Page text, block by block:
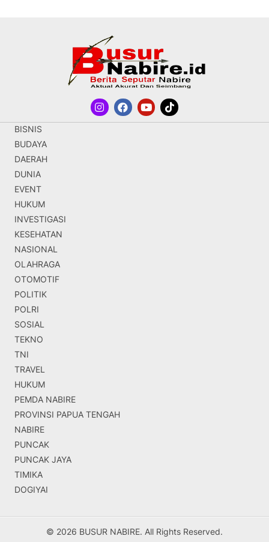
BISNIS
BUDAYA
DAERAH
DUNIA
EVENT
HUKUM
INVESTIGASI
KESEHATAN
NASIONAL
OLAHRAGA
OTOMOTIF
POLITIK
POLRI
SOSIAL
TEKNO
TNI
TRAVEL
HUKUM
PEMDA NABIRE
PROVINSI PAPUA TENGAH
NABIRE
PUNCAK
PUNCAK JAYA
TIMIKA
DOGIYAI
© 2026 BUSUR NABIRE. All Rights Reserved.